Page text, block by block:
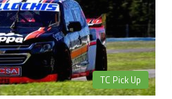
TC Pick Up